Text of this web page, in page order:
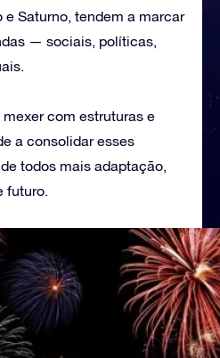
Saturno, tendem a marcar
— sociais, políticas,
com estruturas e
a consolidar esses
todos mais adaptação,
futuro.